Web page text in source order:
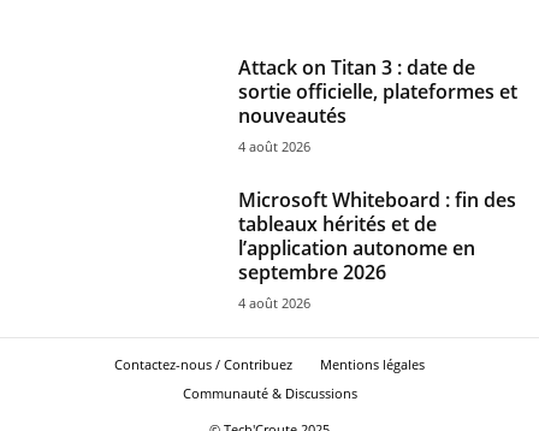
Attack on Titan 3 : date de
sortie officielle, plateformes et
nouveautés
4 août 2026
Microsoft Whiteboard : fin des
tableaux hérités et de
l’application autonome en
septembre 2026
4 août 2026
Contactez-nous / Contribuez
Mentions légales
Communauté & Discussions